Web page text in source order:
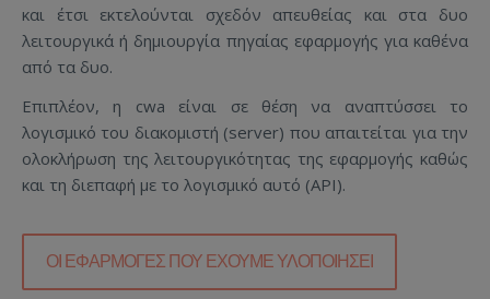
και έτσι εκτελούνται σχεδόν απευθείας και στα δυο
λειτουργικά ή δημιουργία πηγαίας εφαρμογής για καθένα
από τα δυο.
Επιπλέον, η cwa είναι σε θέση να αναπτύσσει το
λογισμικό του διακομιστή (server) που απαιτείται για την
ολοκλήρωση της λειτουργικότητας της εφαρμογής καθώς
και τη διεπαφή με το λογισμικό αυτό (API).
ΟΙ ΕΦΑΡΜΟΓΈΣ ΠΟΥ ΈΧΟΥΜΕ ΥΛΟΠΟΙΉΣΕΙ